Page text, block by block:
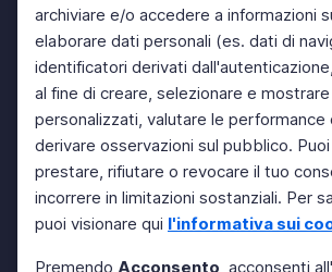
archiviare e/o accedere a informazioni
elaborare dati personali (es. dati di
identificatori derivati
al fine di creare, selezionare e mostrare
personalizzati, valutare le performance
derivare osservazioni sul pubblico.
prestare, rifiutare o revocare il tuo
incorrere in limitazioni sostanziali. Per
puoi visionare qui l'informativa sui
Premendo Acconsento , acconsenti